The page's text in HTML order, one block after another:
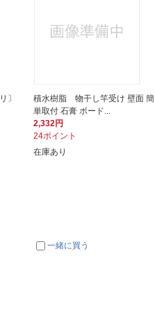
〕
積水樹脂 物干し竿受け 壁面 簡
単取付 石膏 ボード...
2,332円
24ポイント
在庫あり
一緒に買う